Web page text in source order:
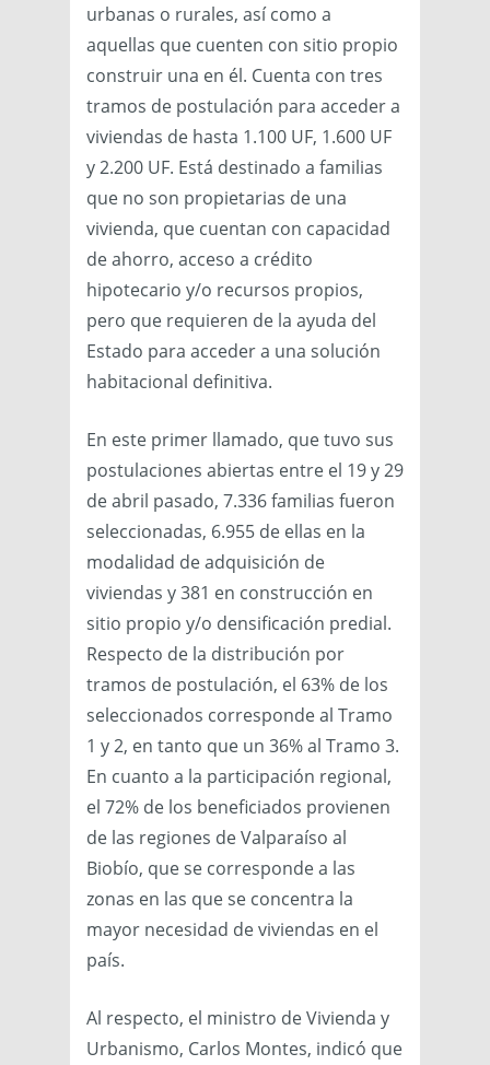
urbanas o rurales, así como a
aquellas que cuenten con sitio propio
construir una en él. Cuenta con tres
tramos de postulación para acceder a
viviendas de hasta 1.100 UF, 1.600 UF
y 2.200 UF. Está destinado a familias
que no son propietarias de una
vivienda, que cuentan con capacidad
de ahorro, acceso a crédito
hipotecario y/o recursos propios,
pero que requieren de la ayuda del
Estado para acceder a una solución
habitacional definitiva.
En este primer llamado, que tuvo sus
postulaciones abiertas entre el 19 y 29
de abril pasado, 7.336 familias fueron
seleccionadas, 6.955 de ellas en la
modalidad de adquisición de
viviendas y 381 en construcción en
sitio propio y/o densificación predial.
Respecto de la distribución por
tramos de postulación, el 63% de los
seleccionados corresponde al Tramo
1 y 2, en tanto que un 36% al Tramo 3.
En cuanto a la participación regional,
el 72% de los beneficiados provienen
de las regiones de Valparaíso al
Biobío, que se corresponde a las
zonas en las que se concentra la
mayor necesidad de viviendas en el
país.
Al respecto, el ministro de Vivienda y
Urbanismo, Carlos Montes, indicó que